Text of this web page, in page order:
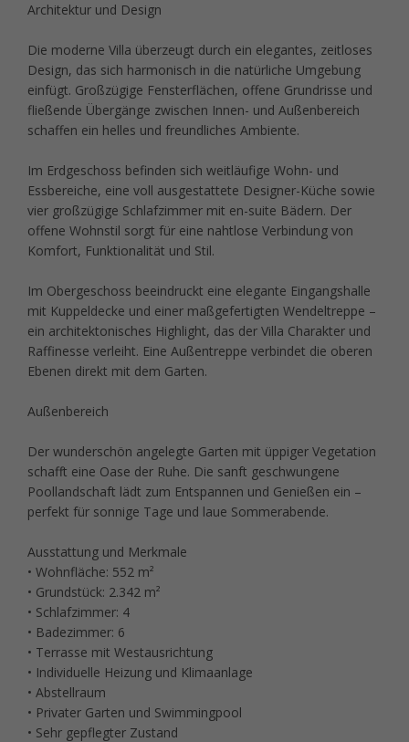
Architektur und Design
Die moderne Villa überzeugt durch ein elegantes, zeitloses
Design, das sich harmonisch in die natürliche Umgebung
einfügt. Großzügige Fensterflächen, offene Grundrisse und
fließende Übergänge zwischen Innen- und Außenbereich
schaffen ein helles und freundliches Ambiente.
Im Erdgeschoss befinden sich weitläufige Wohn- und
Essbereiche, eine voll ausgestattete Designer-Küche sowie
vier großzügige Schlafzimmer mit en-suite Bädern. Der
offene Wohnstil sorgt für eine nahtlose Verbindung von
Komfort, Funktionalität und Stil.
Im Obergeschoss beeindruckt eine elegante Eingangshalle
mit Kuppeldecke und einer maßgefertigten Wendeltreppe –
ein architektonisches Highlight, das der Villa Charakter und
Raffinesse verleiht. Eine Außentreppe verbindet die oberen
Ebenen direkt mit dem Garten.
Außenbereich
Der wunderschön angelegte Garten mit üppiger Vegetation
schafft eine Oase der Ruhe. Die sanft geschwungene
Poollandschaft lädt zum Entspannen und Genießen ein –
perfekt für sonnige Tage und laue Sommerabende.
Ausstattung und Merkmale
• Wohnfläche: 552 m²
• Grundstück: 2.342 m²
• Schlafzimmer: 4
• Badezimmer: 6
• Terrasse mit Westausrichtung
• Individuelle Heizung und Klimaanlage
• Abstellraum
• Privater Garten und Swimmingpool
• Sehr gepflegter Zustand